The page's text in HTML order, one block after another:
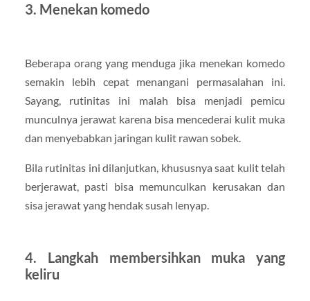
3. Menekan komedo
Beberapa orang yang menduga jika menekan komedo
semakin lebih cepat menangani permasalahan ini.
Sayang, rutinitas ini malah bisa menjadi pemicu
munculnya jerawat karena bisa mencederai kulit muka
dan menyebabkan jaringan kulit rawan sobek.
Bila rutinitas ini dilanjutkan, khususnya saat kulit telah
berjerawat, pasti bisa memunculkan kerusakan dan
sisa jerawat yang hendak susah lenyap.
4. Langkah membersihkan muka yang
keliru